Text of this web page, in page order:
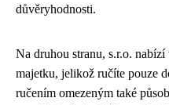
důvěryhodnosti.
Na druhou stranu, s.r.o.
majetku, jelikož ručíte pouze
ručením omezeným také